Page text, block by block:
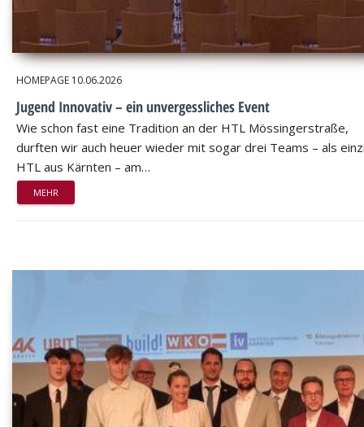
HOMEPAGE 10.06.2026
Jugend Innovativ – ein unvergessliches Event
Wie schon fast eine Tradition an der HTL Mössingerstraße,
durften wir auch heuer wieder mit sogar drei Teams – als
HTL aus Kärnten – am…
MEHR